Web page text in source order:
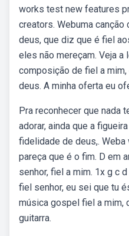
works test new features
creators. Webuma canção
deus, que diz que é fiel
eles não mereçam. Veja a
composição de fiel a
deus. A minha oferta eu
Pra reconhecer que nada
adorar, ainda que a
fidelidade de deus,.
pareça que é o fim. D em
senhor, fiel a mim. 1x g c
fiel senhor, eu sei que tu
música gospel fiel a mim,
guitarra.